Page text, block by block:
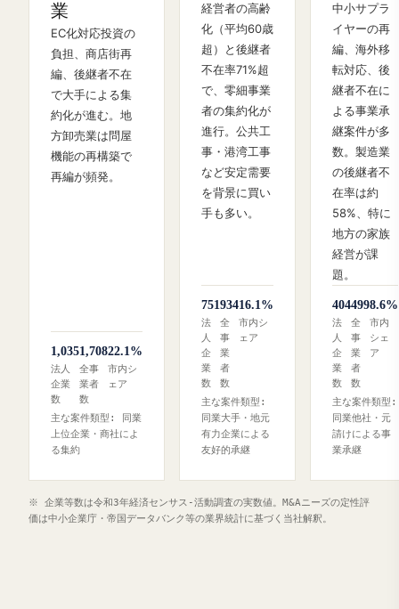
業
EC化対応投資の
負担、商店街再
編、後継者不在
で大手による集
約化が進む。地
方卸売業は問屋
機能の再構築で
再編が頻発。
1,035
法人
企業
数
1,708
全事
業者
数
22.1%
市内シ
ェア
主な案件類型: 同業
上位企業・商社によ
る集約
経営者の高齢
化（平均60歳
超）と後継者
不在率71%超
で、零細事業
者の集約化が
進行。公共工
事・港湾工事
など安定需要
を背景に買い
手も多い。
751
法
人
企
業
数
934
全
事
業
者
数
16.1%
市内シ
ェア
主な案件類型:
同業大手・地元
有力企業による
友好的承継
中小サプラ
イヤーの再
編、海外移
転対応、後
継者不在に
よる事業承
継案件が多
数。製造業
の後継者不
在率は約
58%、特に
地方の家族
経営が課
題。
404
法
人
企
業
数
499
全
事
業
者
数
8.6%
市内
シェ
ア
主な案件類型:
同業他社・元
請けによる事
業承継
※ 企業等数は令和3年経済センサス‐活動調査の実数値。M&Aニーズの定性評
価は中小企業庁・帝国データバンク等の業界統計に基づく当社解釈。